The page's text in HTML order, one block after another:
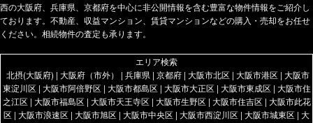
西の大阪府、兵庫県、京都府を中心に非公開情報を含む豊富な物件情報をご紹介し
ております。不動産、収益マンション、賃貸マンションなどの購入・売却をお任せ
ください。相続物件の査定も承ります。
エリア検索
北摂(大阪府) | 大阪府（市外） | 兵庫県 | 京都府| 大阪市北区| 大阪市港区| 大阪市
東淀川区| 大阪市阿倍野区| 大阪市都島区| 大阪市大正区| 大阪市東成区| 大阪市住
之江区| 大阪市福島区| 大阪市天王寺区| 大阪市生野区| 大阪市住吉区| 大阪市此花
区 | 大阪市浪速区 | 大阪市旭区 | 大阪市中央区 | 大阪市西淀川区 | 大阪市城東区 | 大